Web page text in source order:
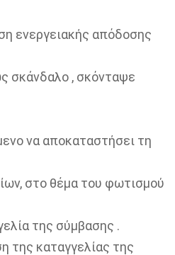
ενεργειακής απόδοσης
σκάνδαλο , σκόνταψε
να αποκαταστήσει τη
στο θέμα του φωτισμού
της σύμβασης .
της καταγγελίας της